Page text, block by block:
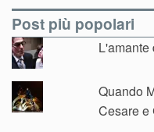
Post più popolari
Quando
Cesare e